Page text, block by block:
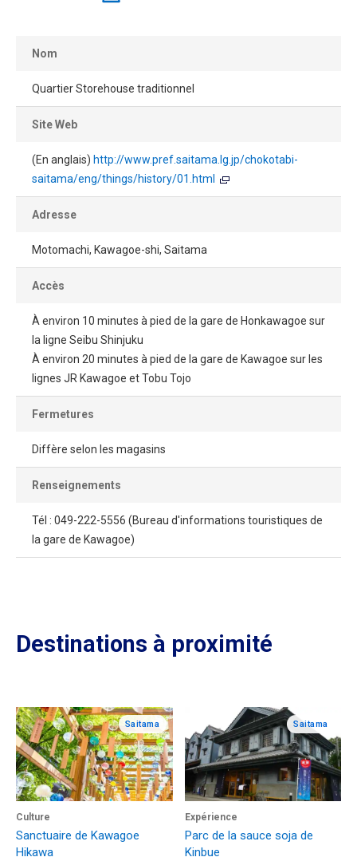
Nom
Quartier Storehouse traditionnel
Site Web
(En anglais) http://www.pref.saitama.lg.jp/chokotabi-
saitama/eng/things/history/01.html
Adresse
Motomachi, Kawagoe-shi, Saitama
Accès
À environ 10 minutes à pied de la gare de Honkawagoe sur
la ligne Seibu Shinjuku
À environ 20 minutes à pied de la gare de Kawagoe sur les
lignes JR Kawagoe et Tobu Tojo
Fermetures
Diffère selon les magasins
Renseignements
Tél : 049-222-5556 (Bureau d'informations touristiques de
la gare de Kawagoe)
Destinations à proximité
Saitama
Culture
Sanctuaire de Kawagoe
Hikawa
Saitama
Expérience
Parc de la sauce soja de
Kinbue